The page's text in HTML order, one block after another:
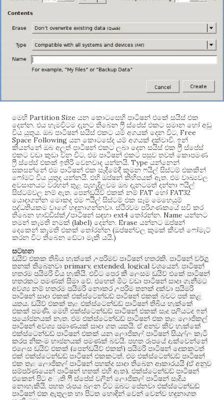
මෙහි Partition Size යන කොටසෙහි පාටිෂන් එකේ සයිස් එක
දෙන්න. එය හැමවිටම දැනට තිබෙන ෆ්‍රී ස්පේස් එකට සමාන හෝ අඩු
විය යුතුය. ඔබ පාටිෂන් සයිස් එකට යම් අගයක් දෙන විට, Free
Space Following යන කොටසේද යම් අගයක් දක්වාවි. ඉන්
කියන්නේ ඔබ අලුත් පාටිෂන් එකට ලබා දෙන සයිස් එක ෆ්‍රී ස්පේස්
එකට වඩා කුඩා වන විට, එම පාටිෂන් එකට පසුව තවත් කොපමණ
ෆ්‍රී ස්පේස් එකක් ඉතිරි වෙනවාද යන්නයි. Typeයන්නෙන්
සකසන්නේ එම පාටිෂන් එක සෑදීමේදී කුමන ෆයිල් සිස්ටම් එකකින්
ෆෝමට් විය යුතුද යන්නයි. එහි ඔප්ෂන් කිහිපයක් ඇත. එම වාඛ්‍යවල
අවසානයට වරහන් තුළ පැහැදිලවම ඔබ දැනටමත් දන්නා ෆයිල්
සිස්ටම්වල නම් ඇත. පෙන්ඩ්‍රයිව් එකක් නම් FAT හෝ FAT32
යොදාගන්න මොකද එම ෆයිල් සිස්ටම් එක සෑම මෙහෙයුම්
පද්ධතියකම වාගේ හඳුනාගන්නවා. ස්ථිරවම පරිගණකයේ සවි කර
තිබෙන හාඩ්ඩිස්ක් /පාටිෂන් සඳහා ext4 තෝරන්න. Name යන්නට
තමන් කැමති නමක් (label) දෙන්න. Erase යන්නට ඔප්ෂන්
දෙකෙන් කැමති එකක් තෝරන්න (ඔප්ෂන්වල කුමක් කීවත් ෆෝමැට්
කරන විට තිබෙන ඩේටා මැකී යයි.)
සටහන
ඩ්‍රයිව් එකක තිබිය හැක්කේ උපරිමව පාටිෂන් හතරකි. පාටිෂන් වර්ග
තුනක් තිබෙනවා primary, extended, logical වශයෙන්. පාටිෂන්
හතරම ප්‍රයිමරි විය හැකියි. එවිට පෙර කී ලෙසම ඩ්‍රයිව් එකේ පාටිෂන්
හතරකට පමණක් සීමා වේ. එහෙත් මීට වඩා පාටිෂන් සාදා ගැනීමට
අවශ්‍ය නම් හතරම ප්‍රයිමරි නොකර උපරිම තුනක් දක්වා ප්‍රයිමරි
පාටිෂන් සාදා එකක් එක්ස්ටෙන්ඩඩ් පාටිෂන් එකක් බවට පත් කළ
යුතුය. ඩ්‍රයිව් එකක් තුළ එක්ස්ටෙන්ඩඩ් පාටිෂන් තිබිය හැක්කේ
එකක් පමණි. මෙහි එක්ස්ටෙන්ඩඩ් පාටිෂන් එකක් සෑදූ පලියටද ඉන්
ප්‍රයෝජනයක් නැත. එම එක්ස්ටෙන්ඩඩ් පාටිෂන් එක තුළ ලොජිකල්
පාටිෂන් අවශ්‍ය ප්‍රමාණයක් සාදා ගත යුතුයි. ඒ අනුව කිව හැක්කේ
එක්ස්ටෙන්ඩඩ් පාටිෂන් එකක් යනු ලොජිකල් පාටිෂන් සියල්ල කැටි
කරපු නිකංම භාජනයක් පමණක් බවයි. පහත රූපයේ දැක්වෙන්නේ
එලෙස ඩ්‍රයිව් එකක් (පෙන්ඩ්‍රයිව් එකක්) ප්‍රයිමරි පාටිෂන් දෙකකටත්
එක් එක්ස්ටෙන්ඩඩ් පාටිෂන් එකකටත්, එම එක්ස්ටෙන්ඩඩ් පාටිෂන්
එක තුළ ලොජිකල් පාටිෂන් පහක්ද සාදා තිබෙන ආකාරයයි (ඒ අනුව
සම්පූර්ණයෙන් පාටිෂන් හතක් එහි ඇත). එක්ස්ටෙන්ඩඩ් පාටිෂන්
එකෙන් පිට අැති ෆ්‍රී ස්පේස් වලින් ලොජිකල් පාටිෂන් සෑදිය
නොහැකියි. පහත රූපය බලන විට ඔබට පේනවා එක්ස්ටෙන්ඩඩ්
පාටිෂන් එක ඇතුලත හා පිටත හොඳින් වෙන් වෙන්ව හඳුනාගත